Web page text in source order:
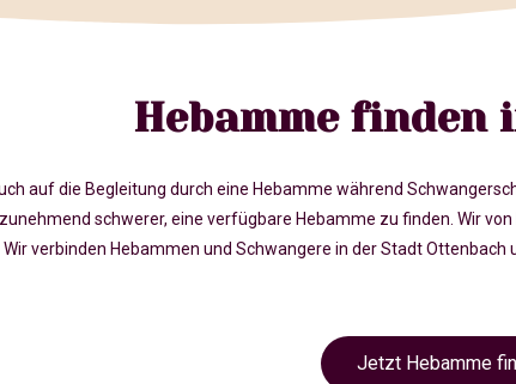
Hebamme finden
auf die Begleitung durch eine Hebamme während
schwerer, eine verfügbare Hebamme zu finden. Wir
verbinden Hebammen und Schwangere in der Stadt
Jetzt Hebamme